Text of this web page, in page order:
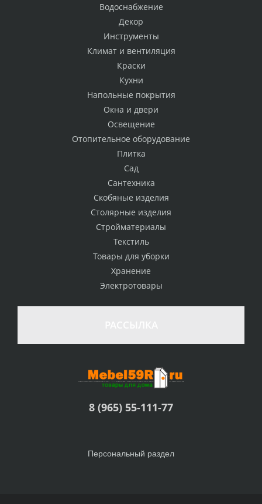
Водоснабжение
Декор
Инструменты
Климат и вентиляция
Краски
Кухни
Напольные покрытия
Окна и двери
Освещение
Отопительное оборудование
Плитка
Сад
Сантехника
Скобяные изделия
Столярные изделия
Стройматериалы
Текстиль
Товары для уборки
Хранение
Электротовары
8 (965) 55-111-77
Персональный раздел